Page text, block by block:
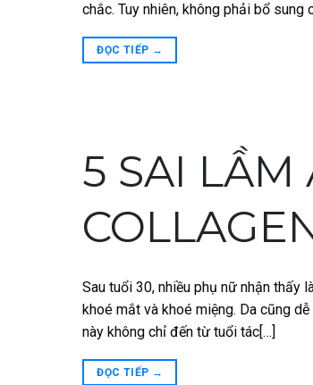
chắc. Tuy nhiên, không phải bổ sung
ĐỌC TIẾP →
5 SAI LẦM
Sau tuổi 30, nhiều phụ nữ nhận thấy
khoé mắt và khoé miệng. Da cũng
này không chỉ đến từ tuổi tác[…]
ĐỌC TIẾP →